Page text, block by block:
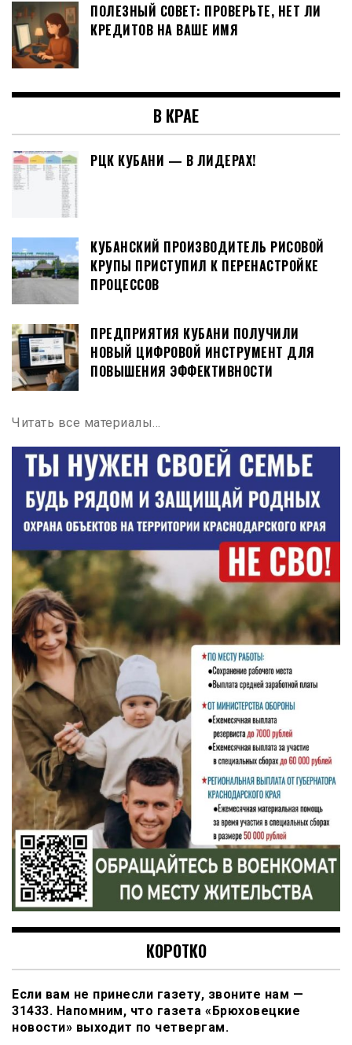
ПОЛЕЗНЫЙ СОВЕТ: ПРОВЕРЬТЕ, НЕТ ЛИ
КРЕДИТОВ НА ВАШЕ ИМЯ
В КРАЕ
РЦК КУБАНИ — В ЛИДЕРАХ!
КУБАНСКИЙ ПРОИЗВОДИТЕЛЬ РИСОВОЙ
КРУПЫ ПРИСТУПИЛ К ПЕРЕНАСТРОЙКЕ
ПРОЦЕССОВ
ПРЕДПРИЯТИЯ КУБАНИ ПОЛУЧИЛИ
НОВЫЙ ЦИФРОВОЙ ИНСТРУМЕНТ ДЛЯ
ПОВЫШЕНИЯ ЭФФЕКТИВНОСТИ
Читать все материалы…
КОРОТКО
Если вам не принесли газету, звоните нам —
31433. Напомним, что газета «Брюховецкие
новости» выходит по четвергам.